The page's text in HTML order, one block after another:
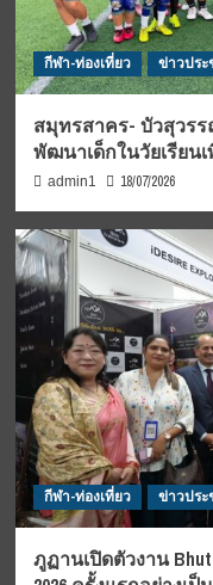
กีฬา-ท่องเที่ยว ข่าวปร
สมุทรสาคร- บัวสุวรร
พัฒนาเด็กในวัยเรียน
admin1 18/07/2026
กีฬา-ท่องเที่ยว ข่าวปร
ภูฏานเปิดตัวงาน